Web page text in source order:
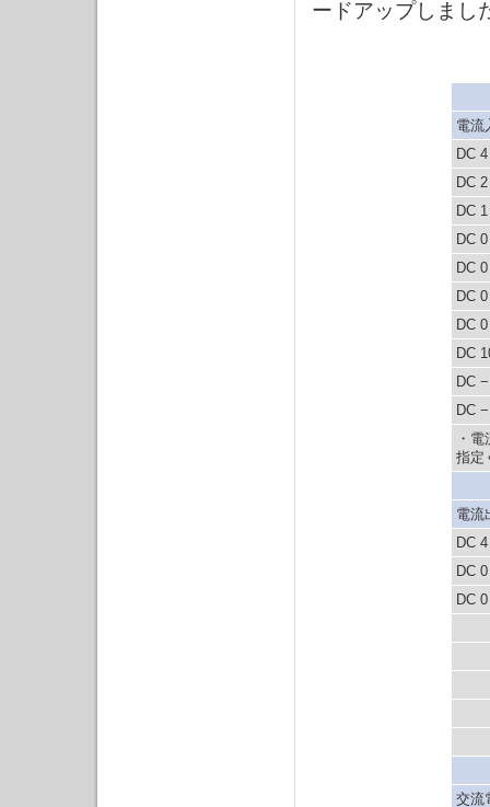
ードアップしまし
電流
DC
DC
DC
DC
DC
DC
DC
DC
DC
DC
・
指定
電流
DC
DC
DC
交流